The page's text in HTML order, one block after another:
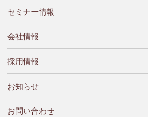
セミナー情報
会社情報
採用情報
お知らせ
お問い合わせ